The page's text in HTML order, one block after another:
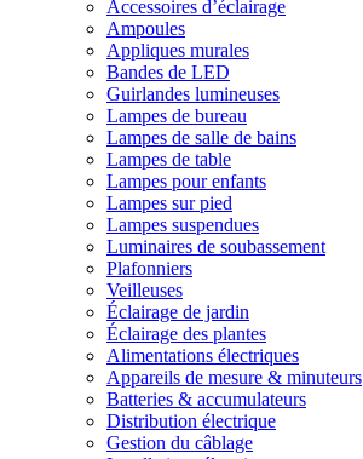
Accessoires d’éclairage
Ampoules
Appliques murales
Bandes de LED
Guirlandes lumineuses
Lampes de bureau
Lampes de salle de bains
Lampes de table
Lampes pour enfants
Lampes sur pied
Lampes suspendues
Luminaires de soubassement
Plafonniers
Veilleuses
Éclairage de jardin
Éclairage des plantes
Alimentations électriques
Appareils de mesure & minuteurs
Batteries & accumulateurs
Distribution électrique
Gestion du câblage